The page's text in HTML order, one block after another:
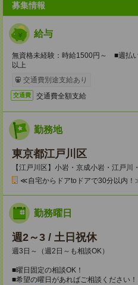
募集情報
給与
無資格未経験：時給1500円～ ■週
以上
交通費別途支給あり
交通費 交通費全額支給
勤務地
東京都江戸川区
【江戸川区】小岩・京成小岩・江戸川
≪自宅からドアtoドアで30分以内！
勤務曜日
週2～3 / 土日祝休
週3日～（週2日～も相談OK）
■曜日固定の相談OK！
■希望の曜日があればご相談ください！